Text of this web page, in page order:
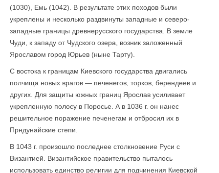
(1030), Емь (1042). В результате этих походов были
укреплены и несколько раздвинуты западные и северо-
западные границы древнерусского государства. В земле
Чуди, к западу от Чудского озера, возник заложенный
Ярославом город Юрьев (ныне Тарту).
С востока к границам Киевского государства двигались
полчища новых врагов — печенегов, торков, берендеев и
других. Для защиты южных границ Ярослав усиливает
укрепленную полосу в Поросье. А в 1036 г. он нанес
решительное поражение печенегам и отбросил их в
Прндунайские степи.
В 1043 г. произошло последнее столкновение Руси с
Византией. Византийское правительство пыталось
использовать единство религии для подчинения Киевской